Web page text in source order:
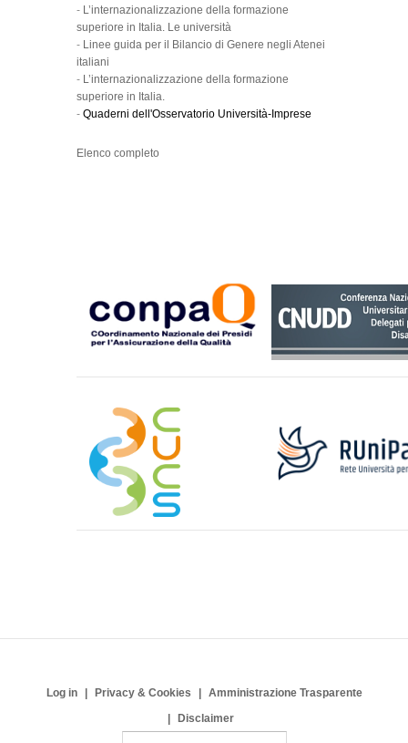
- L’internazionalizzazione della formazione
superiore in Italia. Le università
- Linee guida per il Bilancio di Genere negli Atenei
italiani
- L’internazionalizzazione della formazione
superiore in Italia.
- Quaderni dell'Osservatorio Università-Imprese
Elenco completo
Log in Privacy & Cookies
Amministrazione Trasparente
Disclaimer